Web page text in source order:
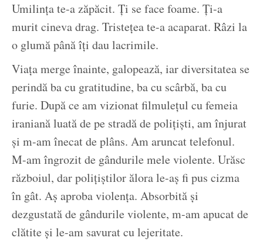
Umilința te-a zăpăcit. Ți se face foame. Ți-a
murit cineva drag. Tristețea te-a acaparat. Râzi la
o glumă până îți dau lacrimile.
Viața merge înainte, galopează, iar diversitatea se
perindă ba cu gratitudine, ba cu scârbă, ba cu
furie. După ce am vizionat filmulețul cu femeia
iraniană luată de pe stradă de polițiști, am înjurat
și m-am înecat de plâns. Am aruncat telefonul.
M-am îngrozit de gândurile mele violente. Urăsc
războiul, dar polițiștilor ălora le-aș fi pus cizma
în gât. Aș aproba violența. Absorbită și
dezgustată de gândurile violente, m-am apucat de
clătite și le-am savurat cu lejeritate.